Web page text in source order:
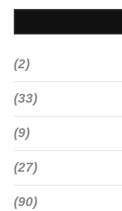
(2)
(33)
(9)
(27)
(90)